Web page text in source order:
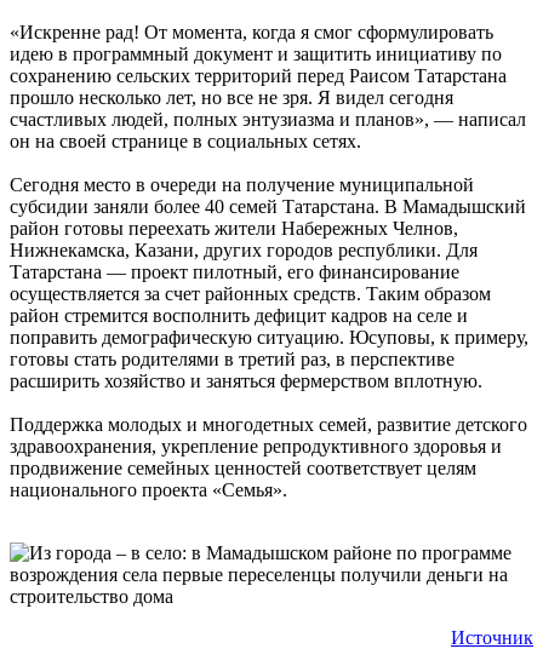
«Искренне рад! От момента, когда я смог сформулировать
идею в программный документ и защитить инициативу по
сохранению сельских территорий перед Раисом Татарстана
прошло несколько лет, но все не зря. Я видел сегодня
счастливых людей, полных энтузиазма и планов», — написал
он на своей странице в социальных сетях.
Сегодня место в очереди на получение муниципальной
субсидии заняли более 40 семей Татарстана. В Мамадышский
район готовы переехать жители Набережных Челнов,
Нижнекамска, Казани, других городов республики. Для
Татарстана — проект пилотный, его финансирование
осуществляется за счет районных средств. Таким образом
район стремится восполнить дефицит кадров на селе и
поправить демографическую ситуацию. Юсуповы, к примеру,
готовы стать родителями в третий раз, в перспективе
расширить хозяйство и заняться фермерством вплотную.
Поддержка молодых и многодетных семей, развитие детского
здравоохранения, укрепление репродуктивного здоровья и
продвижение семейных ценностей соответствует целям
национального проекта «Семья».
Источник